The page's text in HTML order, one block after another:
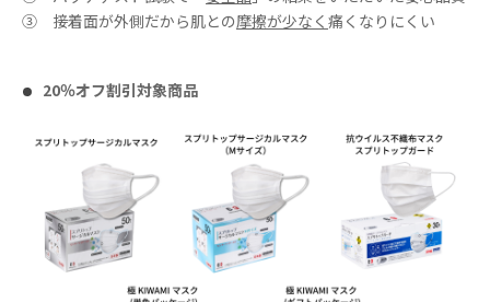
③ 接着面が外側だから肌との摩擦が少なく 痛くなりにくい
20％オフ割引対象商品